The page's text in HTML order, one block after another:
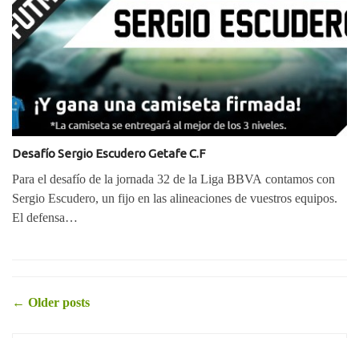
Desafío Sergio Escudero Getafe C.F
Para el desafío de la jornada 32 de la Liga BBVA contamos con
Sergio Escudero, un fijo en las alineaciones de vuestros equipos.
El defensa…
Posts
← Older posts